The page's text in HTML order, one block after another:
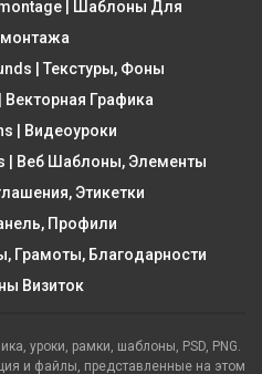
| Шаблоны Для
| Текстуры, Фоны
Графика
| Видеоуроки
| Веб Шаблоны, Элементы
Этикетки
Профили
Грамоты, Благодарности
Визиток
уроки, рамки, шаблоны, PSD, PNG.
и файлы, представленные на этом